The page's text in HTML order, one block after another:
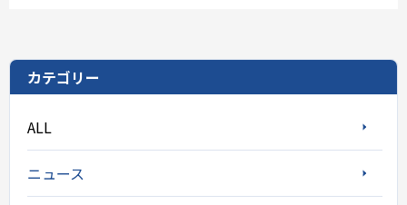
カテゴリー
ALL
ニュース